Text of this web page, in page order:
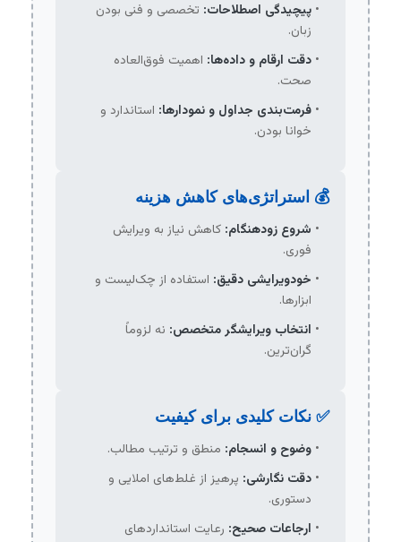
پیچیدگی اصطلاحات: تخصصی و فنی بودن
زبان.
دقت ارقام و داده‌ها: اهمیت فوق‌العاده
صحت.
فرمت‌بندی جداول و نمودارها: استاندارد و
خوانا بودن.
💰 استراتژی‌های کاهش هزینه
شروع زودهنگام: کاهش نیاز به ویرایش
فوری.
خودویرایشی دقیق: استفاده از چک‌لیست و
ابزارها.
انتخاب ویرایشگر متخصص: نه لزوماً
گران‌ترین.
✅ نکات کلیدی برای کیفیت
وضوح و انسجام: منطق و ترتیب مطالب.
دقت نگارشی: پرهیز از غلط‌های املایی و
دستوری.
ارجاعات صحیح: رعایت استانداردهای